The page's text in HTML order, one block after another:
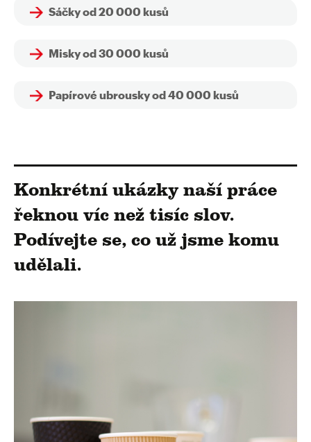
Sáčky od 20 000 kusů
Misky od 30 000 kusů
Papírové ubrousky od 40 000 kusů
Konkrétní ukázky naší práce
řeknou víc než tisíc slov.
Podívejte se, co už jsme komu
udělali.